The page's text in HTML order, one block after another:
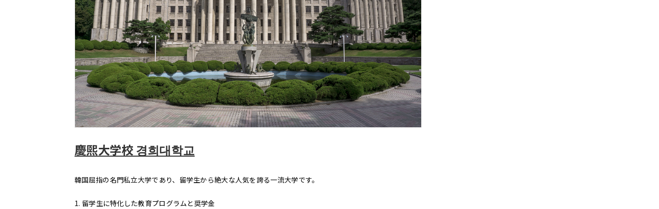
慶煕大学校 경희대학교
韓国屈指の名門私立大学であり、留学生から絶大な人気を誇る一流大学です。
1. 留学生に特化した教育プログラムと奨学金